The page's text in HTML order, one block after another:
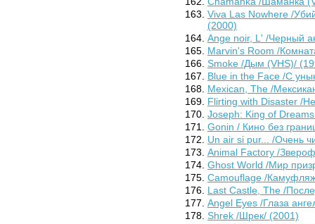
Viva Las Nowhere /
(2000)
Ange noir, L' /Черный
Marvin's Room /
Smoke /Дым (VHS)/
Blue in the Face /С
Mexican, The /
Flirting with Disaster /
Joseph: King of
Gonin / Кино без
Un air si pur... /Очень
Animal Factory /
Ghost World /Мир
Camouflage /
Last Castle, The /
Angel Eyes /Глаза
Shrek /Шрек/ (2001)